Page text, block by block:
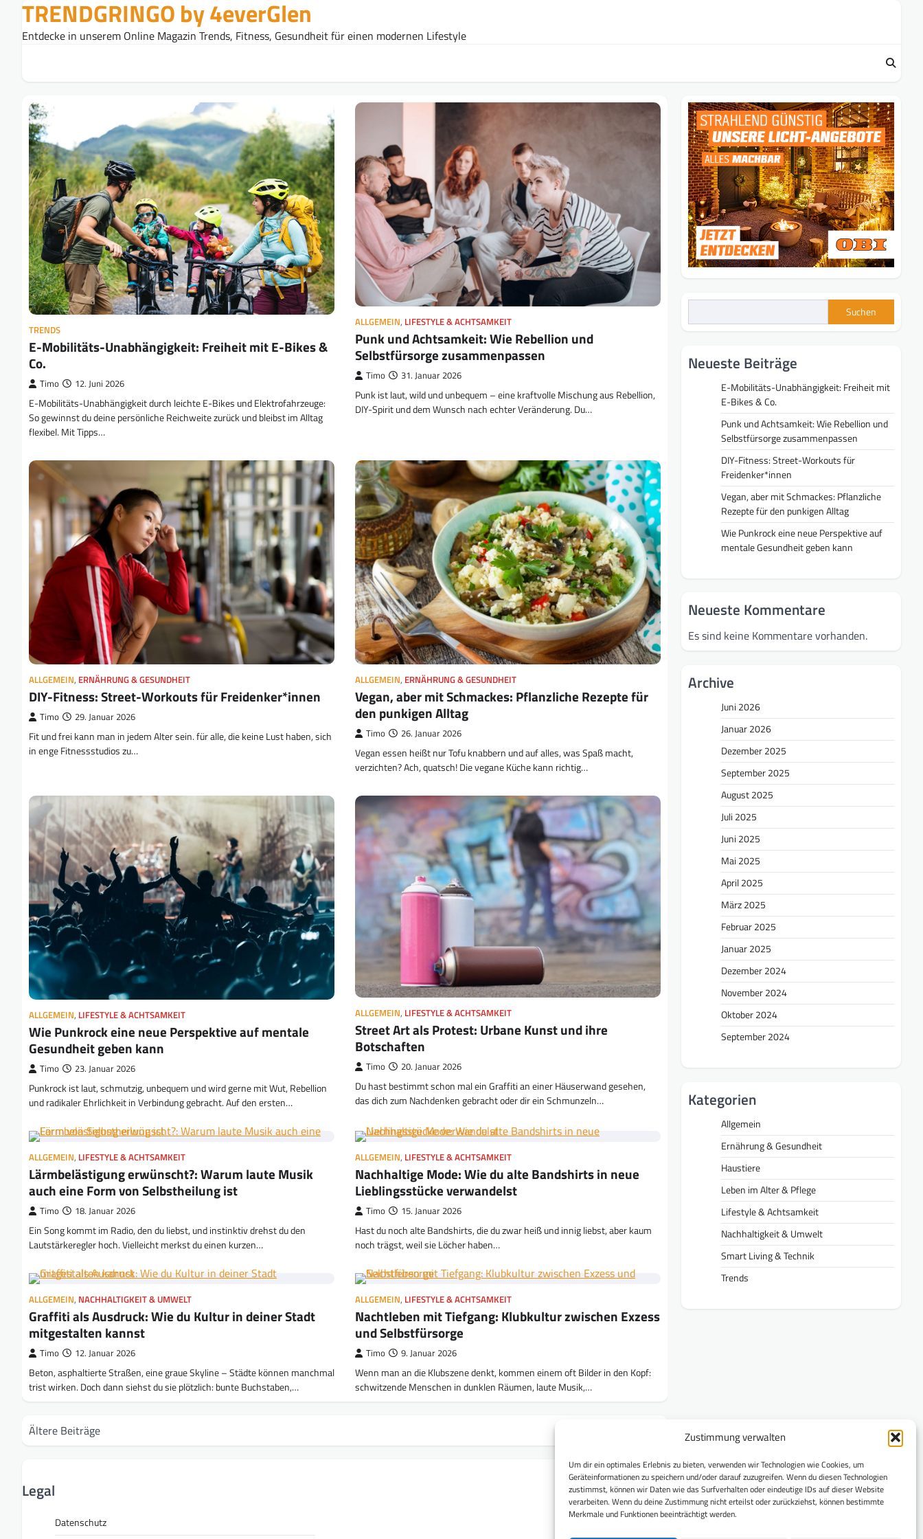
Zustimmung verwalten
Um dir ein optimales Erlebnis zu bieten, verwenden wir Technologien wie Cookies, um
Geräteinformationen zu speichern und/oder darauf zuzugreifen. Wenn du diesen Technologien
zustimmst, können wir Daten wie das Surfverhalten oder eindeutige IDs auf dieser Website
verarbeiten. Wenn du deine Zustimmung nicht erteilst oder zurückziehst, können bestimmte
Merkmale und Funktionen beeinträchtigt werden.
content
TRENDGRINGO by 4everGlen
Entdecke in unserem Online Magazin Trends, Fitness, Gesundheit für einen modernen Lifestyle
TRENDS
E-Mobilitäts-Unabhängigkeit: Freiheit mit E-Bikes &
Co.
Timo 12. Juni 2026
E-Mobilitäts-Unabhängigkeit durch leichte E-Bikes und Elektrofahrzeuge:
So gewinnst du deine persönliche Reichweite zurück und bleibst im Alltag
flexibel. Mit Tipps…
ALLGEMEIN, LIFESTYLE & ACHTSAMKEIT
Punk und Achtsamkeit: Wie Rebellion und
Selbstfürsorge zusammenpassen
Timo 31. Januar 2026
Punk ist laut, wild und unbequem – eine kraftvolle Mischung aus Rebellion,
DIY-Spirit und dem Wunsch nach echter Veränderung. Du…
ALLGEMEIN, ERNÄHRUNG & GESUNDHEIT
DIY-Fitness: Street-Workouts für Freidenker*innen
Timo 29. Januar 2026
Fit und frei kann man in jedem Alter sein. für alle, die keine Lust haben, sich
in enge Fitnessstudios zu…
ALLGEMEIN, ERNÄHRUNG & GESUNDHEIT
Vegan, aber mit Schmackes: Pflanzliche Rezepte für
den punkigen Alltag
Timo 26. Januar 2026
Vegan essen heißt nur Tofu knabbern und auf alles, was Spaß macht,
verzichten? Ach, quatsch! Die vegane Küche kann richtig…
ALLGEMEIN, LIFESTYLE & ACHTSAMKEIT
Wie Punkrock eine neue Perspektive auf mentale
Gesundheit geben kann
Timo 23. Januar 2026
Punkrock ist laut, schmutzig, unbequem und wird gerne mit Wut, Rebellion
und radikaler Ehrlichkeit in Verbindung gebracht. Auf den ersten…
ALLGEMEIN, LIFESTYLE & ACHTSAMKEIT
Street Art als Protest: Urbane Kunst und ihre
Botschaften
Timo 20. Januar 2026
Du hast bestimmt schon mal ein Graffiti an einer Häuserwand gesehen,
das dich zum Nachdenken gebracht oder dir ein Schmunzeln…
ALLGEMEIN, LIFESTYLE & ACHTSAMKEIT
Lärmbelästigung erwünscht?: Warum laute Musik
auch eine Form von Selbstheilung ist
Timo 18. Januar 2026
Ein Song kommt im Radio, den du liebst, und instinktiv drehst du den
Lautstärkeregler hoch. Vielleicht merkst du einen kurzen…
ALLGEMEIN, LIFESTYLE & ACHTSAMKEIT
Nachhaltige Mode: Wie du alte Bandshirts in neue
Lieblingsstücke verwandelst
Timo 15. Januar 2026
Hast du noch alte Bandshirts, die du zwar heiß und innig liebst, aber kaum
noch trägst, weil sie Löcher haben…
ALLGEMEIN, NACHHALTIGKEIT & UMWELT
Graffiti als Ausdruck: Wie du Kultur in deiner Stadt
mitgestalten kannst
Timo 12. Januar 2026
Beton, asphaltierte Straßen, eine graue Skyline – Städte können manchmal
trist wirken. Doch dann siehst du sie plötzlich: bunte Buchstaben,…
ALLGEMEIN, LIFESTYLE & ACHTSAMKEIT
Nachtleben mit Tiefgang: Klubkultur zwischen Exzess
und Selbstfürsorge
Timo 9. Januar 2026
Wenn man an die Klubszene denkt, kommen einem oft Bilder in den Kopf:
schwitzende Menschen in dunklen Räumen, laute Musik,…
Beitragsnavigation
Ältere Beiträge
Suchen
Neueste Beiträge
E-Mobilitäts-Unabhängigkeit: Freiheit mit
E-Bikes & Co.
Punk und Achtsamkeit: Wie Rebellion und
Selbstfürsorge zusammenpassen
DIY-Fitness: Street-Workouts für
Freidenker*innen
Vegan, aber mit Schmackes: Pflanzliche
Rezepte für den punkigen Alltag
Wie Punkrock eine neue Perspektive auf
mentale Gesundheit geben kann
Neueste Kommentare
Es sind keine Kommentare vorhanden.
Archive
Juni 2026
Januar 2026
Dezember 2025
September 2025
August 2025
Juli 2025
Juni 2025
Mai 2025
April 2025
März 2025
Februar 2025
Januar 2025
Dezember 2024
November 2024
Oktober 2024
September 2024
Kategorien
Allgemein
Ernährung & Gesundheit
Haustiere
Leben im Alter & Pflege
Lifestyle & Achtsamkeit
Nachhaltigkeit & Umwelt
Smart Living & Technik
Trends
Legal
Datenschutz